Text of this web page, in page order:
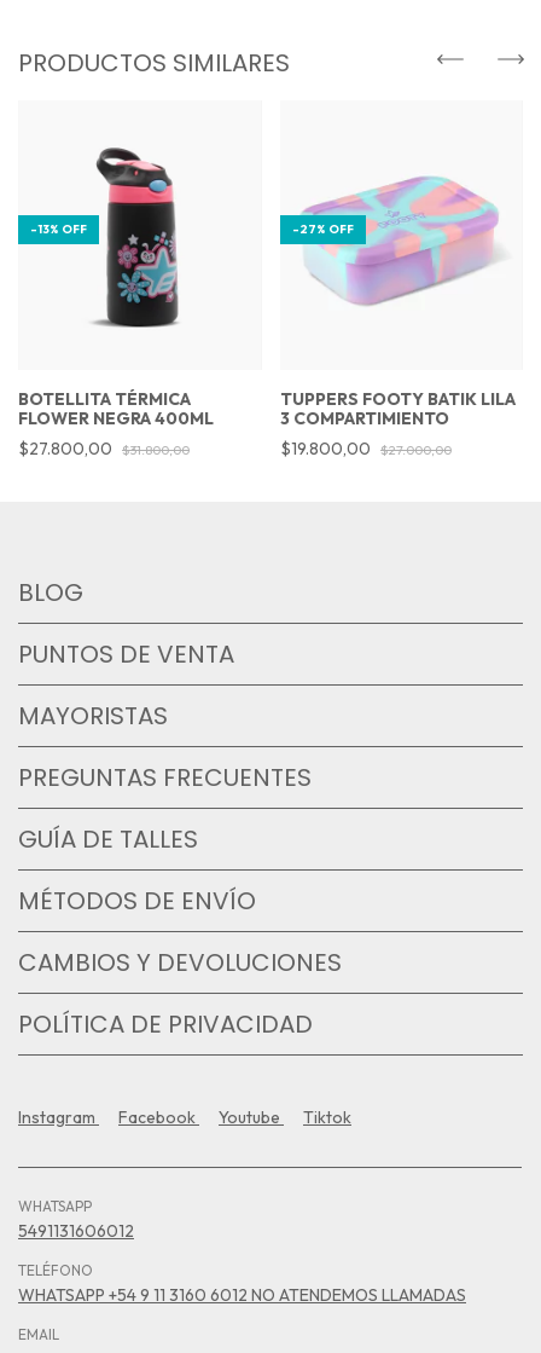
PRODUCTOS SIMILARES
-13% OFF
BOTELLITA TÉRMICA
FLOWER NEGRA 400ML
$27.800,00
$31.800,00
-27% OFF
TUPPERS FOOTY BATIK LILA
3 COMPARTIMIENTO
$19.800,00
$27.000,00
BLOG
PUNTOS DE VENTA
MAYORISTAS
PREGUNTAS FRECUENTES
GUÍA DE TALLES
MÉTODOS DE ENVÍO
CAMBIOS Y DEVOLUCIONES
POLÍTICA DE PRIVACIDAD
Instagram Facebook Youtube Tiktok
WHATSAPP
5491131606012
TELÉFONO
WHATSAPP +54 9 11 3160 6012 NO ATENDEMOS LLAMADAS
EMAIL